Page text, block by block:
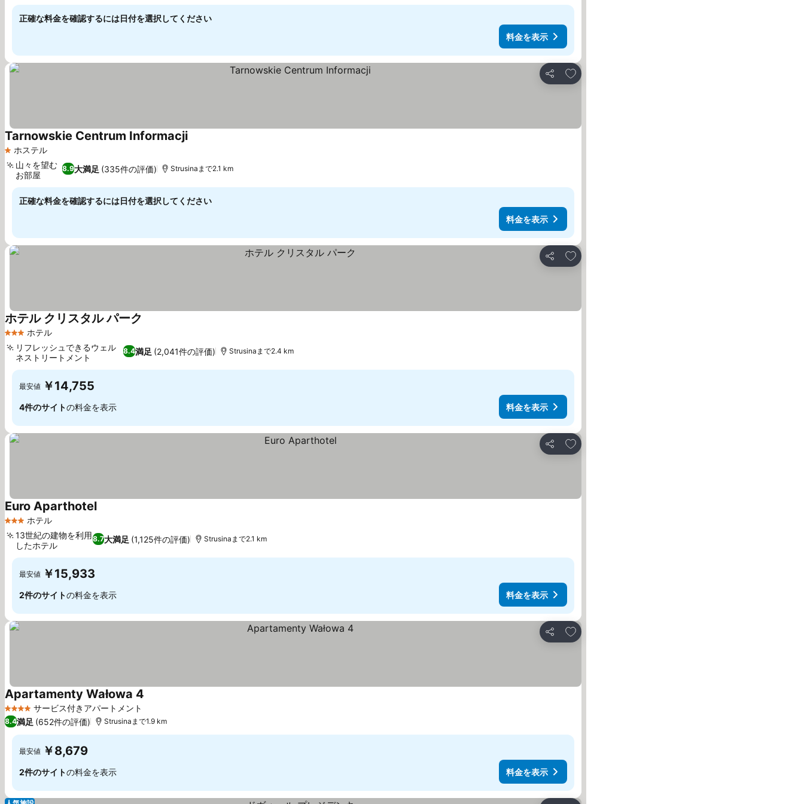
正確な料金を確認するには日付を選択してください
料金を表示
シェア
お気に入りに追加
1 ホテルのランク
ホステル
Tarnowskie Centrum Informacji料金を表示
8.9大満足 (335件の評価)
山々を望む
お部屋
Strusinaまで2.1 km
正確な料金を確認するには日付を選択してください
料金を表示
シェア
お気に入りに追加
3 ホテルのランク
ホテル
ホテル クリスタル パーク
8.4満足 (2,041件の評価)
リフレッシュできるウェル
ネストリートメント
Strusinaまで2.4 km
最安値 ￥14,755
4件のサイトの料金を表示 料金を表示
シェア
お気に入りに追加
3 ホテルのランク
ホテル
Euro Aparthotel料金を表示
8.7大満足 (1,125件の評価)
13世紀の建物を利用
したホテル
Strusinaまで2.1 km
最安値 ￥15,933
2件のサイトの料金を表示 料金を表示
シェア
お気に入りに追加
4 ホテルのランクサービス付きアパートメント
Apartamenty Wałowa 4
8.4満足 (652件の評価) Strusinaまで1.9 km
最安値 ￥8,679
2件のサイトの料金を表示 料金を表示